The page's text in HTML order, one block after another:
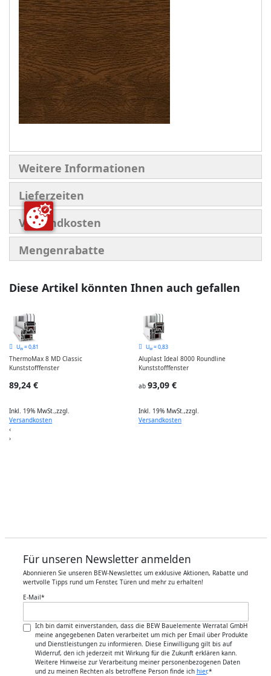
Weitere Informationen
Lieferzeiten
Versandkosten
Mengenrabatte
Diese Artikel könnten Ihnen auch gefallen
Uw = 0,81
ThermoMax 8 MD Classic
Kunststofffenster
89,24 €
Inkl. 19% MwSt.,zzgl.
Versandkosten
Uw = 0,83
Aluplast Ideal 8000 Roundline
Kunststofffenster
ab 93,09 €
Inkl. 19% MwSt.,zzgl.
Versandkosten
‹
›
Für unseren Newsletter anmelden
Abonnieren Sie unseren BEW-Newsletter, um exklusive Aktionen, Rabatte und
wertvolle Tipps rund um Fenster, Türen und mehr zu erhalten!
E-Mail*
Ich bin damit einverstanden, dass die BEW Bauelemente Werratal GmbH
meine angegebenen Daten verarbeitet um mich per Email über Produkte
und Dienstleistungen zu informieren. Diese Einwilligung gilt bis auf
Widerruf, den ich jederzeit mit Wirkung für die Zukunft erklären kann.
Weitere Hinweise zur Verarbeitung meiner personenbezogenen Daten
und zu meinen Rechten als betroffene Person finde ich hier.*